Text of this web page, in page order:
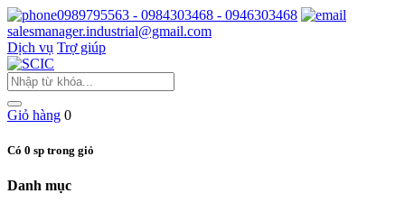
0989795563 - 0984303468 - 0946303468
salesmanager.industrial@gmail.com
Dịch vụ Trợ giúp
Giỏ hàng 0
Có 0 sp trong giỏ
Danh mục